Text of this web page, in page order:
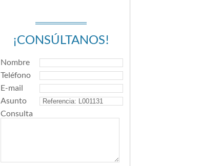
¡CONSÚLTANOS!
Nombre
Teléfono
E-mail
Asunto
Consulta